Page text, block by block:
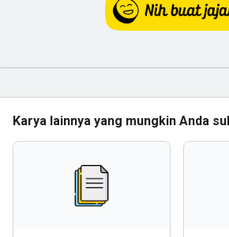
Karya lainnya yang mungkin Anda